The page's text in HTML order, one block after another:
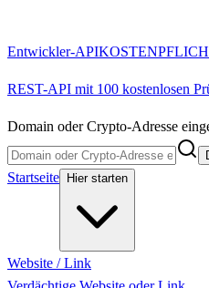
Entwickler-API
REST-API mit 100 kostenlosen
Domain oder Crypto-Adresse
Startseite Hier starten
Website / Link